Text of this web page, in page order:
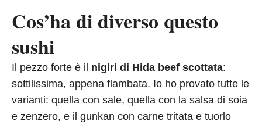
Cos’ha di diverso questo
sushi
Il pezzo forte è il nigiri di Hida beef scottata:
sottilissima, appena flambata. Io ho provato tutte le
varianti: quella con sale, quella con la salsa di soia
e zenzero, e il gunkan con carne tritata e tuorlo